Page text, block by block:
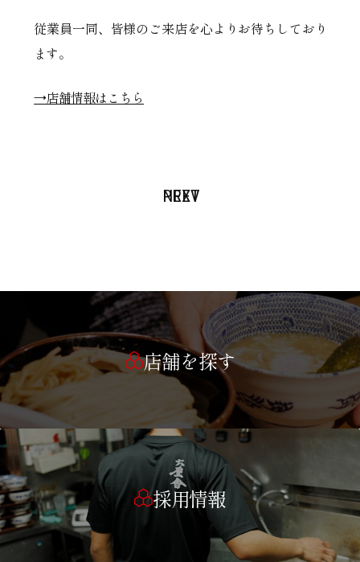
従業員一同、皆様のご来店を心よりお待ちしており
ます。
→店舗情報はこちら
PREV
NEXT
店舗を探す
採用情報